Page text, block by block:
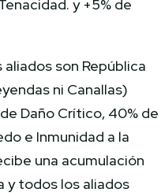
y +5% de
son República
ni Canallas)
Daño Crítico, 40% de
e Inmunidad a la
una acumulación
y todos los aliados